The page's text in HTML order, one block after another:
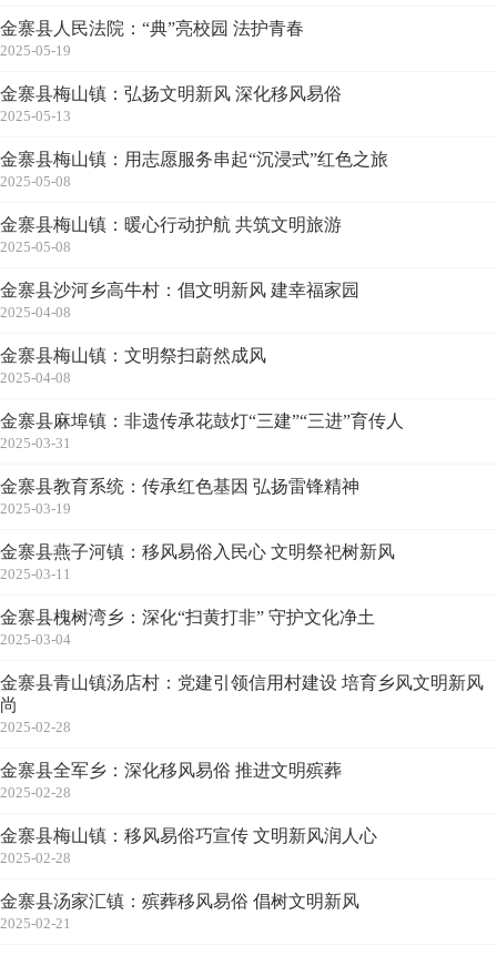
金寨县人民法院：“典”亮校园 法护青春
2025-05-19
金寨县梅山镇：弘扬文明新风 深化移风易俗
2025-05-13
金寨县梅山镇：用志愿服务串起“沉浸式”红色之旅
2025-05-08
金寨县梅山镇：暖心行动护航 共筑文明旅游
2025-05-08
金寨县沙河乡高牛村：倡文明新风 建幸福家园
2025-04-08
金寨县梅山镇：文明祭扫蔚然成风
2025-04-08
金寨县麻埠镇：非遗传承花鼓灯“三建”“三进”育传人
2025-03-31
金寨县教育系统：传承红色基因 弘扬雷锋精神
2025-03-19
金寨县燕子河镇：移风易俗入民心 文明祭祀树新风
2025-03-11
金寨县槐树湾乡：深化“扫黄打非” 守护文化净土
2025-03-04
金寨县青山镇汤店村：党建引领信用村建设 培育乡风文明新风
尚
2025-02-28
金寨县全军乡：深化移风易俗 推进文明殡葬
2025-02-28
金寨县梅山镇：移风易俗巧宣传 文明新风润人心
2025-02-28
金寨县汤家汇镇：殡葬移风易俗 倡树文明新风
2025-02-21